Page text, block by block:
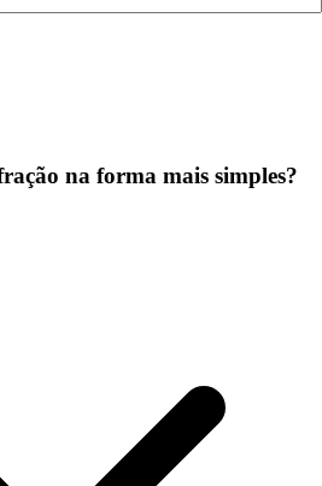
na forma mais simples?